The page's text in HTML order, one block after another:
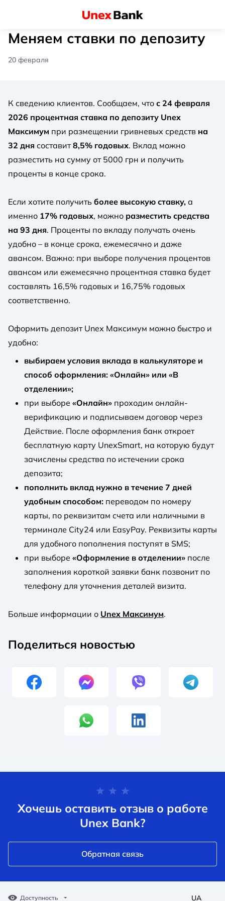
Меняем ставки по депозиту
20 февраля
К сведению клиентов. Сообщаем, что с 24 февраля
2026 процентная ставка по депозиту Unex
Максимум при размещении гривневых средств на
32 дня составит8,5% годовых. Вклад можно
разместить на сумму от 5000 грн и получить
проценты в конце срока.
Если хотите получить более высокую ставку, а
именно 17% годовых, можно разместить средства
на 93 дня. Проценты по вкладу получать очень
удобно – в конце срока, ежемесячно и даже
авансом. Важно: при выборе получения процентов
авансом или ежемесячно процентная ставка будет
составлять 16,5% годовых и 16,75% годовых
соответственно.
Оформить депозит Unex Максимум можно быстро и
удобно:
выбираем условия вклада в калькуляторе и
способ оформления: «Онлайн» или «В
отделении»;
при выборе «Онлайн» проходим онлайн-
верификацию и подписываем договор через
Действие. После оформления банк откроет
бесплатную карту UnexSmart, на которую будут
зачислены средства по истечении срока
депозита;
пополнить вклад нужно в течение 7 дней
удобным способом: переводом по номеру
карты, по реквизитам счета или наличными в
терминале City24 или EasyPay. Реквизиты карты
для удобного пополнения поступят в SMS;
при выборе «Оформление в отделении» после
заполнения короткой заявки банк позвонит по
телефону для уточнения деталей визита.
Больше информации о Unex Максимум.
Поделиться новостью
Хочешь оставить отзыв о работе
Unex Bank?
Обратная связь
Доступность UA